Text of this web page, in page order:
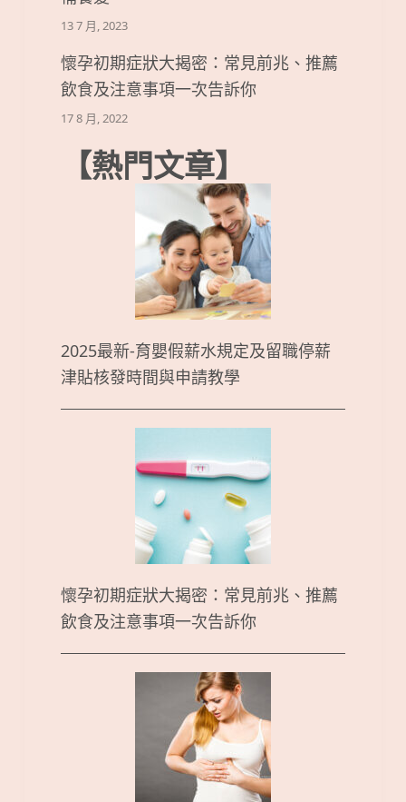
13 7 月, 2023
懷孕初期症狀大揭密：常見前兆、推薦
飲食及注意事項一次告訴你
17 8 月, 2022
【熱門文章】
2025最新-育嬰假薪水規定及留職停薪
津貼核發時間與申請教學
懷孕初期症狀大揭密：常見前兆、推薦
飲食及注意事項一次告訴你